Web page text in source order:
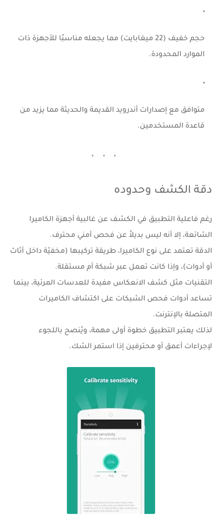
حجم خفيف (22 ميغابايت) مما يجعله مناسبًا للأجهزة ذات
الموارد المحدودة.
متوافق مع إصدارات أندرويد القديمة والحديثة مما يزيد من
قاعدة المستخدمين.
دقة الكشف وحدوده
رغم فاعلية التطبيق في الكشف عن غالبية أجهزة الكاميرا
الشائعة، إلا أنه ليس بديلاً عن فحص أمني محترف.
الدقة تعتمد على نوع الكاميرا، طريقة تركيبها (مخفيّة داخل أثاث
أو أدوات)، وإذا كانت تعمل عبر شبكة أم مستقلة.
التقنيات مثل كشف الانعكاس مفيدة للعدسات المرئية، بينما
تساعد أدوات فحص الشبكات على اكتشاف الكاميرات
المتصلة بالإنترنت.
لذلك يعتبر التطبيق خطوة أولى مهمة، ويُنصح باللجوء
لإجراءات أعمق أو محترفين إذا استمر الشك.